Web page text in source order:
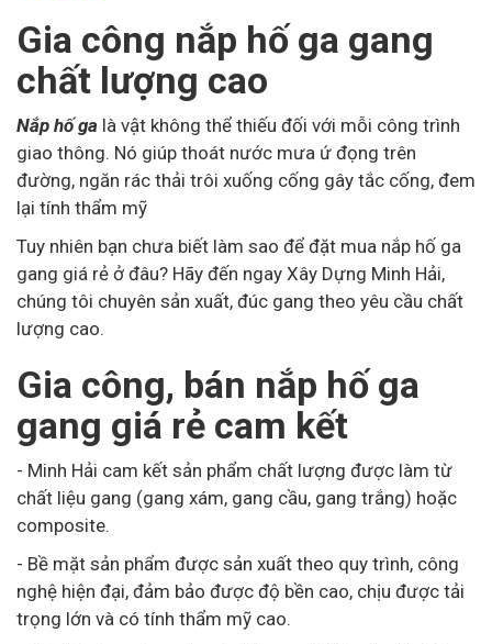
Gia công nắp hố ga gang
chất lượng cao
Nắp hố ga là vật không thể thiếu đối với mỗi công trình
giao thông. Nó giúp thoát nước mưa ứ đọng trên
đường, ngăn rác thải trôi xuống cống gây tắc cống, đem
lại tính thẩm mỹ
Tuy nhiên bạn chưa biết làm sao để đặt mua nắp hố ga
gang giá rẻ ở đâu? Hãy đến ngay Xây Dựng Minh Hải,
chúng tôi chuyên sản xuất, đúc gang theo yêu cầu chất
lượng cao.
Gia công, bán nắp hố ga
gang giá rẻ cam kết
- Minh Hải cam kết sản phẩm chất lượng được làm từ
chất liệu gang (gang xám, gang cầu, gang trắng) hoặc
composite.
- Bề mặt sản phẩm được sản xuất theo quy trình, công
nghệ hiện đại, đảm bảo được độ bền cao, chịu được tải
trọng lớn và có tính thẩm mỹ cao.